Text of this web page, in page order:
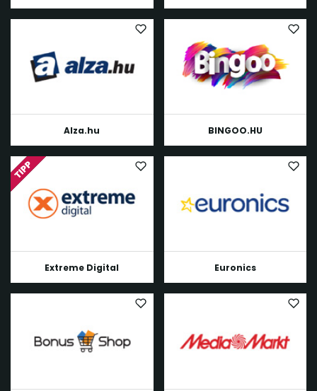
Alza.hu BINGOO.HU
Extreme Digital Euronics